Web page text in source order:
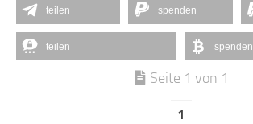
teilen spenden
teilen spenden
Seite 1 von 1
1